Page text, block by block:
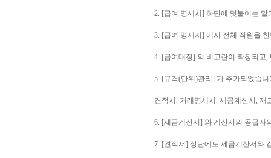
2. [급여 명세서] 하단에 덧붙이는
3. [급여 명세서] 에서 전체 직원을
4. [급여대장] 의 비고란이 확장되고
5. [규격(단위)관리] 가 추가되었습니
견적서, 거래명세서, 세금계산서,
6. [세금계산서] 와 계산서의 공급자
7. [견적서] 상단에도 세금계산서와